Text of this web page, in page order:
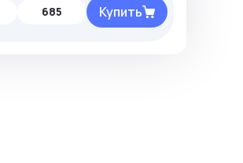
685 Купить